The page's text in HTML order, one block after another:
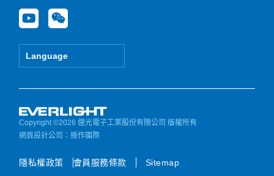
Y
o
u
e
W
e
i
Language
Copyright ©2026 億光電子工業股份有限公司 版權所有
網頁設計公司 ：振作國際
隱私權政策 會員服務條款 Sitemap